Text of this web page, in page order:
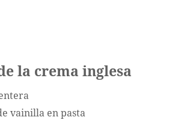
la crema inglesa
vainilla en pasta